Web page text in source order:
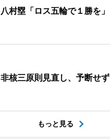
八村塁「ロス五輪で１勝を」
非核三原則見直し、予断せず
もっと見る